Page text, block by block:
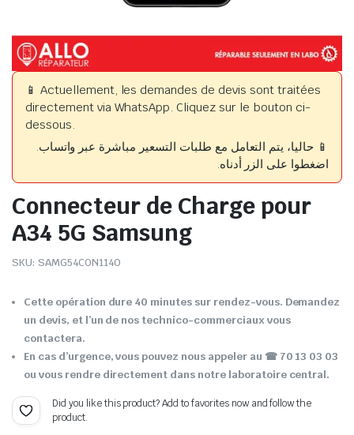
📱 Actuellement, les demandes de devis sont traitées
directement via WhatsApp. Cliquez sur le bouton ci-
dessous.
📱 حاليا، يتم التعامل مع طلبات التسعير مباشرة عبر واتساب.
اضغطوا على الزر أدناه.
Connecteur de Charge pour
A34 5G Samsung
SKU: SAMG54CON1140
Cette opération dure 40 minutes sur rendez-vous. Demandez
un devis, et l’un de nos technico-commerciaux vous
contactera.
En cas d’urgence, vous pouvez nous appeler au ☎ 70 13 03 03
ou vous rendre directement dans notre laboratoire central.
Did you like this product? Add to favorites now and follow the
product.